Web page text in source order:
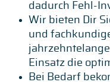
dadurch Fehl-
Wir bieten Dir
und
Einsatz die
Bei Bedarf